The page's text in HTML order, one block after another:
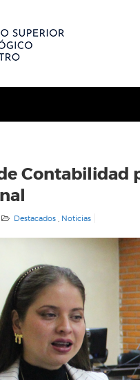
Contabilidad
Destacados Noticias